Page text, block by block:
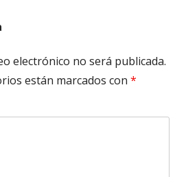
electrónico no será publicada.
están marcados con *